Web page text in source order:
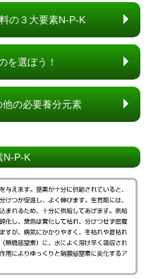
の３大要素N-P-K
を選ぼう！
の必要養分元素
N-P-K